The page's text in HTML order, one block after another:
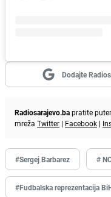
Dodajte
Radiosarajevo.bapratite
mreža Twitter | Facebook |
#Sergej Barbarez #
#Fudbalska reprezentacija